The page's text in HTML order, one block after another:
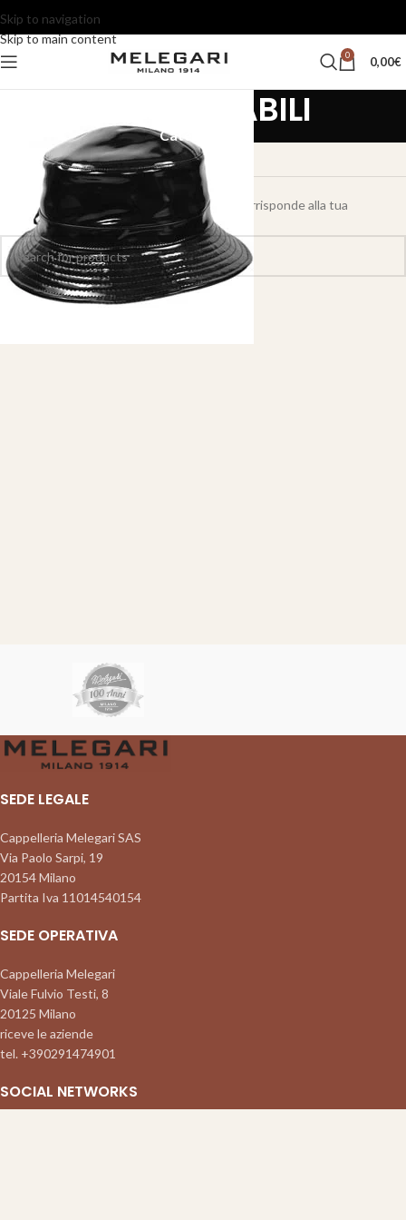
Skip to navigation
Skip to main content
0 0,00€
IMPERMEABILI
Categories
MELEGARI IMPERMEABILI
Non è stato trovato nessun prodotto che corrisponde alla tua
selezione.
SEDE LEGALE
Cappelleria Melegari SAS
Via Paolo Sarpi, 19
20154 Milano
Partita Iva 11014540154
SEDE OPERATIVA
Cappelleria Melegari
Viale Fulvio Testi, 8
20125 Milano
riceve le aziende
tel. +390291474901
SOCIAL NETWORKS